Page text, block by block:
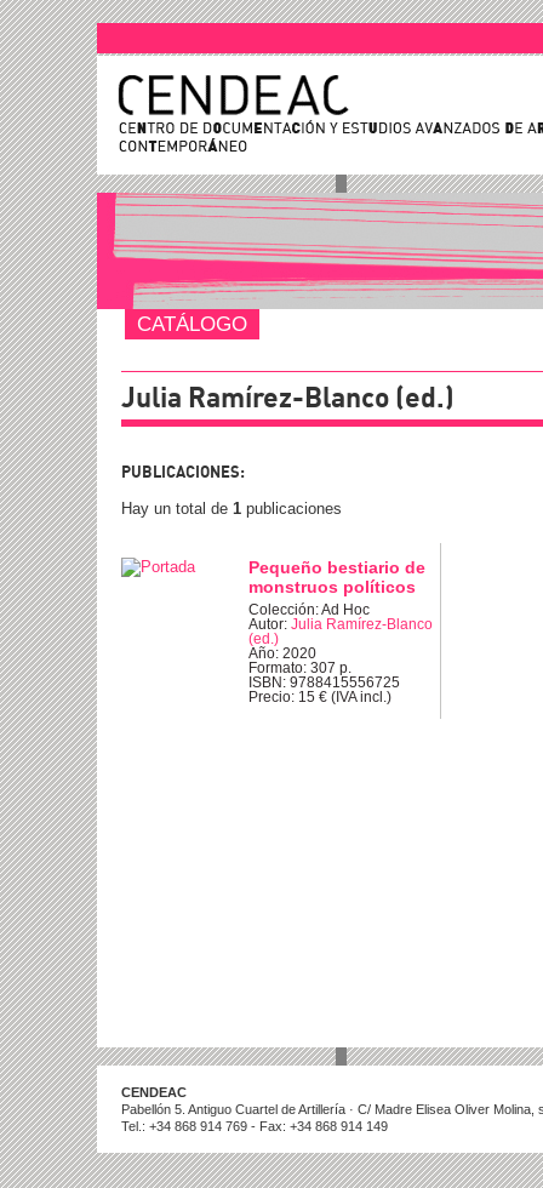
CATÁLOGO
Julia Ramírez-Blanco (ed.)
PUBLICACIONES:
Hay un total de 1 publicaciones
Pequeño bestiario de
monstruos políticos
Colección: Ad Hoc
Autor: Julia Ramírez-Blanco
(ed.)
Año: 2020
Formato: 307 p.
ISBN: 9788415556725
Precio: 15 € (IVA incl.)
CENDEAC
Pabellón 5. Antiguo Cuartel de Artillería · C/ Madre Elisea Oliver
Tel.: +34 868 914 769 - Fax: +34 868 914 149